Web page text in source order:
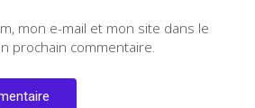
mon e-mail et mon site dans le
prochain commentaire.